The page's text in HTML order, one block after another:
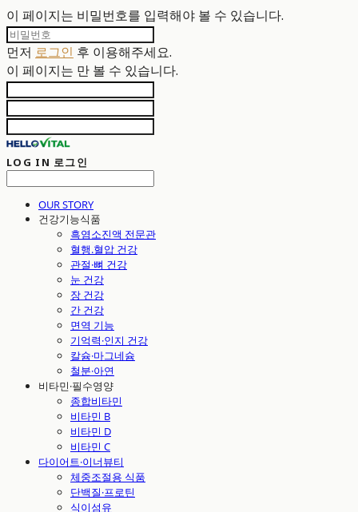
이 페이지는 비밀번호를 입력해야 볼 수 있습니다.
먼저 로그인 후 이용해주세요.
이 페이지는 만 볼 수 있습니다.
LOG IN 로그인
OUR STORY
건강기능식품
흑염소진액 전문관
혈행.혈압 건강
관절·뼈 건강
눈 건강
장 건강
간 건강
면역 기능
기억력·인지 건강
칼슘·마그네슘
철분·아연
비타민·필수영양
종합비타민
비타민 B
비타민 D
비타민 C
다이어트·이너뷰티
체중조절용 식품
단백질·프로틴
식이섬유